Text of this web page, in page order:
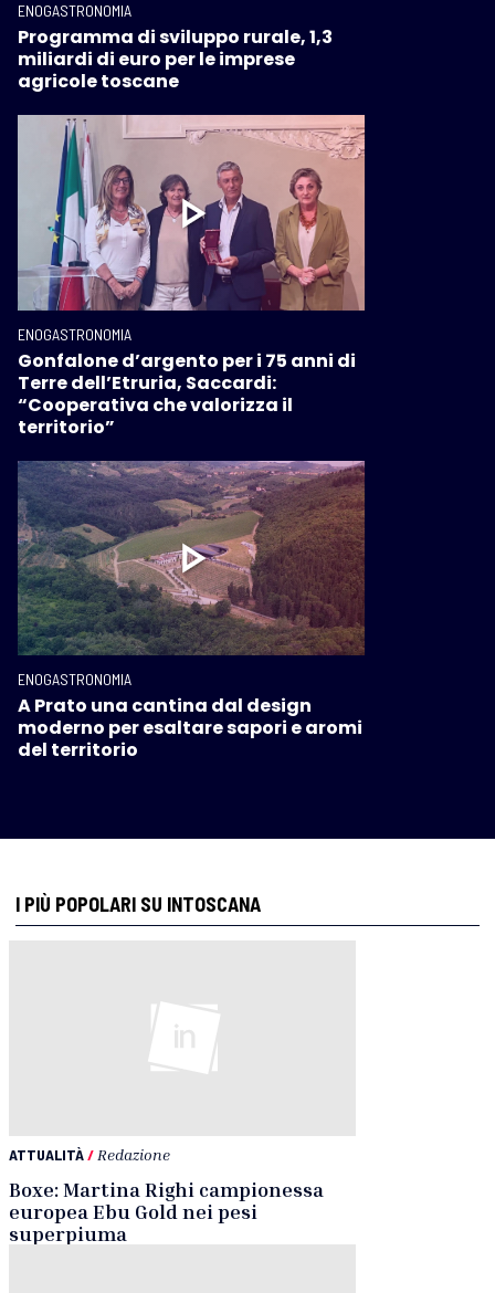
ENOGASTRONOMIA
Programma di sviluppo rurale, 1,3
miliardi di euro per le imprese
agricole toscane
ENOGASTRONOMIA
Gonfalone d’argento per i 75 anni di
Terre dell’Etruria, Saccardi:
“Cooperativa che valorizza il
territorio”
ENOGASTRONOMIA
A Prato una cantina dal design
moderno per esaltare sapori e aromi
del territorio
I PIÙ POPOLARI SU INTOSCANA
ATTUALITÀ/ Redazione
Boxe: Martina Righi campionessa
europea Ebu Gold nei pesi
superpiuma